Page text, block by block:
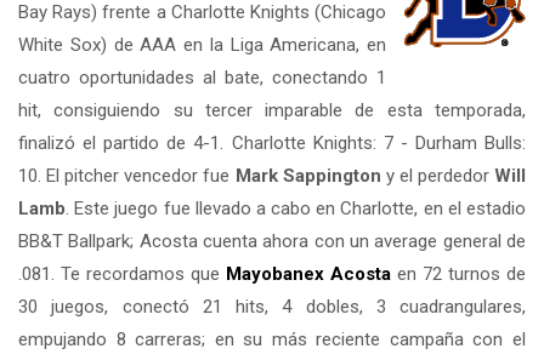
Bay Rays) frente a Charlotte Knights (Chicago
White Sox) de AAA en la Liga Americana, en
cuatro oportunidades al bate, conectando 1
hit, consiguiendo su tercer imparable de esta temporada,
finalizó el partido de 4-1. Charlotte Knights: 7 - Durham Bulls:
10. El pitcher vencedor fue Mark Sappington y el perdedorWill
Lamb. Este juego fue llevado a cabo en Charlotte, en el estadio
BB&T Ballpark; Acosta cuenta ahora con un average general de
.081. Te recordamos que Mayobanex Acosta en 72 turnos de
30 juegos, conectó 21 hits, 4 dobles, 3 cuadrangulares,
empujando 8 carreras; en su más reciente campaña con el